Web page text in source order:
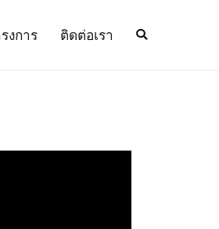
งการ ติดต่อเรา